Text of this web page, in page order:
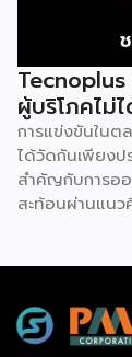
ผู้บริโภคไม่
การแข่งขันในต
ได้วัดกันเพียง
สำคัญกับการอ
สะท้อนผ่านแน
บริษัท เดอะ ซิก
กว่า 20 ปี